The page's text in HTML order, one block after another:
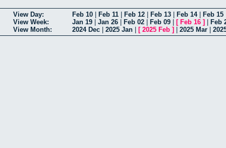
View Day: Feb 10 Feb 11 Feb 12 Feb 13 Feb 14| Feb 15
View Week:
Jan 19 Jan 26 Feb 02 Feb 09 [ Feb 16 ]
Feb
View Month:
2024 Dec 2025 Jan [ 2025 Feb ] 2025 Mar